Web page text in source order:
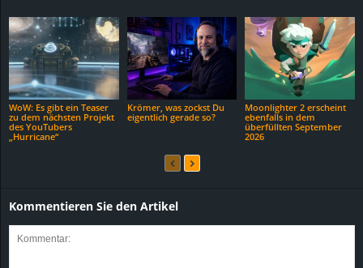
WoW: Es gibt ein Teaser
zu dem nächsten Projekt
des YouTubers
„Hurricane“
Krömer, was zockst Du
eigentlich gerade so?
Moonlighter 2 erscheint
ebenfalls in dem
überfüllten September
2026
Kommentieren Sie den Artikel